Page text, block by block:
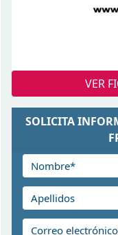
VER
SOLICITA